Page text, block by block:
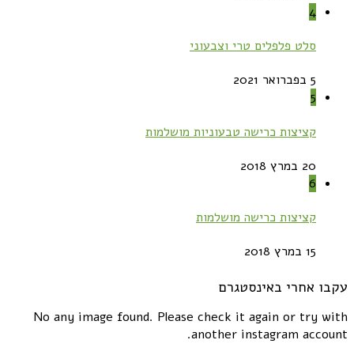
4
סלט פלפלים טרי וצבעוני
5 בפברואר 2021
5
קציצות כרישה טבעוניות מושלמות
20 במרץ 2018
6
קציצות כרישה מושלמות
15 במרץ 2018
עקבו אחרי באינסטגרם
No any image found. Please check it again or try with
another instagram account.